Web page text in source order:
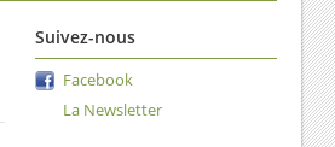
Suivez-nous
Facebook
La Newsletter